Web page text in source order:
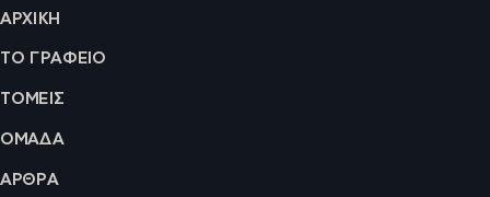
ΑΡΧΙΚΉ
ΤΟ ΓΡΑΦΕΊΟ
ΤΟΜΕΊΣ
ΟΜΆΔΑ
ΆΡΘΡΑ